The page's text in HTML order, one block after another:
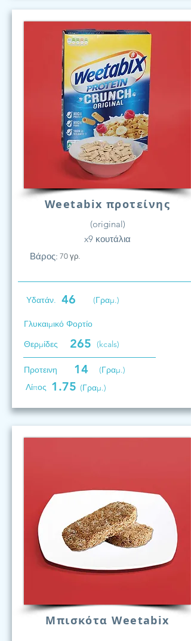
Weetabix προτείνης
(original)
x9 κουτάλια
Βάρος: 70 γρ.
Υδατάν. 46 (Γραμ.)
Γλυκαιμικό Φορτίο
Θερμίδες
265 (kcals)
Προτεινη 14
(Γραμ.)
Λίπος 1.75 (Γραμ.)
Μπισκότα Weetabix